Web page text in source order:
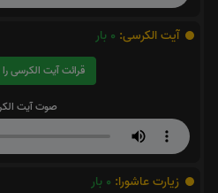
آیت الکرسی: 0 بار
قرائت آیت الکرسی را تقبل میکنم
صوت آیت
زیارت عاشورا: 0 بار